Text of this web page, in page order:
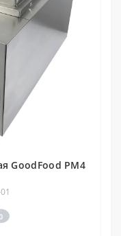
GoodFood PM4